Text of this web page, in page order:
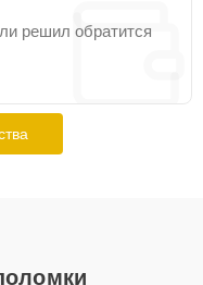
решил обратится